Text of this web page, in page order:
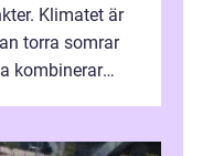
Klimatet är
torra somrar
kombinerar